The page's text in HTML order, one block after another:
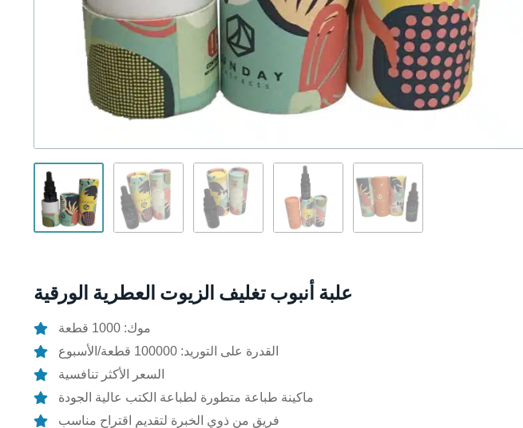
علبة أنبوب تغليف الزيوت العطرية الورقية
موك: 1000 قطعة
القدرة على التوريد: 100000 قطعة/الأسبوع
السعر الأكثر تنافسية
ماكينة طباعة متطورة لطباعة الكتب عالية الجودة
فريق من ذوي الخبرة لتقديم اقتراح مناسب